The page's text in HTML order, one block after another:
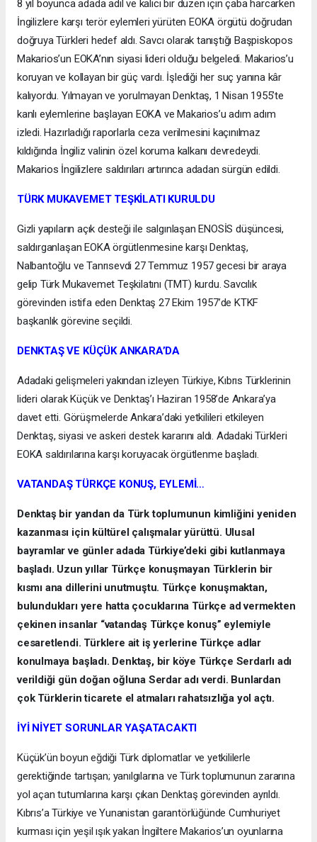
8 yıl boyunca adada adil ve kalıcı bir düzen için çaba harcarken
İngilizlere karşı terör eylemleri yürüten EOKA örgütü doğrudan
doğruya Türkleri hedef aldı. Savcı olarak tanıştığı Başpiskopos
Makarios’un EOKA’nın siyasi lideri olduğu belgeledi. Makarios’u
koruyan ve kollayan bir güç vardı. İşlediği her suç yanına kâr
kalıyordu. Yılmayan ve yorulmayan Denktaş, 1 Nisan 1955’te
kanlı eylemlerine başlayan EOKA ve Makarios’u adım adım
izledi. Hazırladığı raporlarla ceza verilmesini kaçınılmaz
kıldığında İngiliz valinin özel koruma kalkanı devredeydi.
Makarios İngilizlere saldırıları artırınca adadan sürgün edildi.
TÜRK MUKAVEMET TEŞKİLATI KURULDU
Gizli yapıların açık desteği ile salgınlaşan ENOSİS düşüncesi,
saldırganlaşan EOKA örgütlenmesine karşı Denktaş,
Nalbantoğlu ve Tanrısevdi 27 Temmuz 1957 gecesi bir araya
gelip Türk Mukavemet Teşkilatını (TMT) kurdu. Savcılık
görevinden istifa eden Denktaş 27 Ekim 1957’de KTKF
başkanlık görevine seçildi.
DENKTAŞ VE KÜÇÜK ANKARA’DA
Adadaki gelişmeleri yakından izleyen Türkiye, Kıbrıs Türklerinin
lideri olarak Küçük ve Denktaş’ı Haziran 1958’de Ankara’ya
davet etti. Görüşmelerde Ankara’daki yetkilileri etkileyen
Denktaş, siyasi ve askeri destek kararını aldı. Adadaki Türkleri
EOKA saldırılarına karşı koruyacak örgütlenme başladı.
VATANDAŞ TÜRKÇE KONUŞ, EYLEMİ…
Denktaş bir yandan da Türk toplumunun kimliğini yeniden
kazanması için kültürel çalışmalar yürüttü. Ulusal
bayramlar ve günler adada Türkiye’deki gibi kutlanmaya
başladı. Uzun yıllar Türkçe konuşmayan Türklerin bir
kısmı ana dillerini unutmuştu. Türkçe konuşmaktan,
bulundukları yere hatta çocuklarına Türkçe ad vermekten
çekinen insanlar “vatandaş Türkçe konuş” eylemiyle
cesaretlendi. Türklere ait iş yerlerine Türkçe adlar
konulmaya başladı. Denktaş, bir köye Türkçe Serdarlı adı
verildiği gün doğan oğluna Serdar adı verdi. Bunlardan
çok Türklerin ticarete el atmaları rahatsızlığa yol açtı.
İYİ NİYET SORUNLAR YAŞATACAKTI
Küçük’ün boyun eğdiği Türk diplomatlar ve yetkililerle
gerektiğinde tartışan; yanılgılarına ve Türk toplumunun zararına
yol açan tutumlarına karşı çıkan Denktaş görevinden ayrıldı.
Kıbrıs’a Türkiye ve Yunanistan garantörlüğünde Cumhuriyet
kurması için yeşil ışık yakan İngiltere Makarios’un oyunlarına